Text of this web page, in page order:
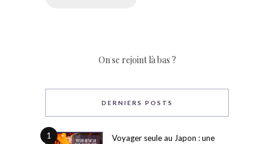
On se rejoint là bas ?
DERNIERS POSTS
1
Voyager seule au Japon : une